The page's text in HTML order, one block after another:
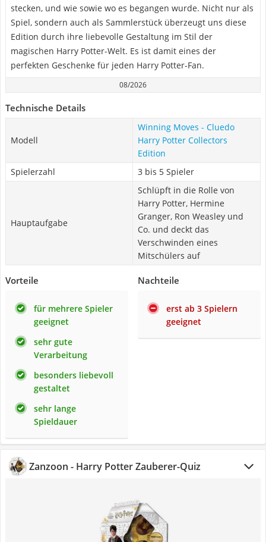
stecken, und wie sowie wo es begangen wurde. Nicht nur als
Spiel, sondern auch als Sammlerstück überzeugt uns diese
Edition durch ihre liebevolle Gestaltung im Stil der
magischen Harry Potter-Welt. Es ist damit eines der
perfekten Geschenke für jeden Harry Potter-Fan.
08/2026
Technische Details
Modell
Winning Moves - Cluedo
Harry Potter Collectors
Edition
Spielerzahl
3 bis 5 Spieler
Hauptaufgabe
Schlüpft in die Rolle von
Harry Potter, Hermine
Granger, Ron Weasley und
Co. und deckt das
Verschwinden eines
Mitschülers auf
Vorteile
für mehrere Spieler
geeignet
sehr gute
Verarbeitung
besonders liebevoll
gestaltet
sehr lange
Spieldauer
Nachteile
erst ab 3 Spielern
geeignet
Zanzoon - Harry Potter Zauberer-Quiz